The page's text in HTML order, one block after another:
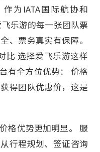
为IATA国际航协和
乐游的每一张团队票
、票务真实有保障。
比 选择爱飞乐游这样
有全方位优势： 价格
得团队优惠价，这是
格优势更加明显。 服
行程规划、签证咨询